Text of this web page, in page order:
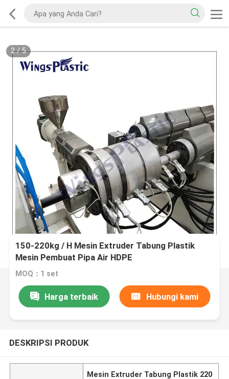
2/5
150-220kg / H Mesin Extruder Tabung Plastik
Mesin Pembuat Pipa Air HDPE
MOQ：1 set
Harga terbaik Hubungi kami
DESKRIPSI PRODUK
Mesin Extruder Tabung Plastik 220